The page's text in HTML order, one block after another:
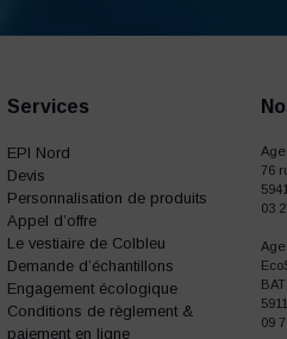
Services
EPI Nord
Devis
Personnalisation de produits
Appel d’offre
Le vestiaire de Colbleu
Demande d’échantillons
Engagement écologique
Conditions de règlement &
paiement en ligne
76
03
09